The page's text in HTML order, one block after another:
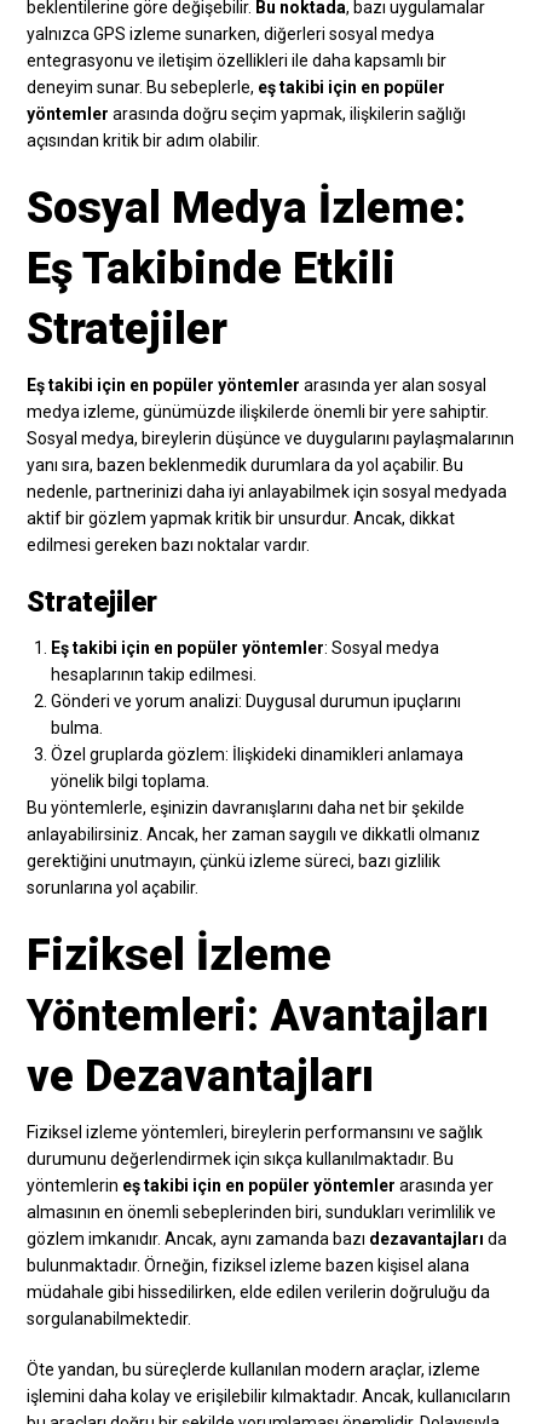
beklentilerine göre değişebilir. Bu noktada, bazı uygulamalar
yalnızca GPS izleme sunarken, diğerleri sosyal medya
entegrasyonu ve iletişim özellikleri ile daha kapsamlı bir
deneyim sunar. Bu sebeplerle, eş takibi için en popüler
yöntemler arasında doğru seçim yapmak, ilişkilerin sağlığı
açısından kritik bir adım olabilir.
Sosyal Medya İzleme:
Eş Takibinde Etkili
Stratejiler
Eş takibi için en popüler yöntemler arasında yer alan sosyal
medya izleme, günümüzde ilişkilerde önemli bir yere sahiptir.
Sosyal medya, bireylerin düşünce ve duygularını paylaşmalarının
yanı sıra, bazen beklenmedik durumlara da yol açabilir. Bu
nedenle, partnerinizi daha iyi anlayabilmek için sosyal medyada
aktif bir gözlem yapmak kritik bir unsurdur. Ancak, dikkat
edilmesi gereken bazı noktalar vardır.
Stratejiler
Eş takibi için en popüler yöntemler: Sosyal medya
hesaplarının takip edilmesi.
Gönderi ve yorum analizi: Duygusal durumun ipuçlarını
bulma.
Özel gruplarda gözlem: İlişkideki dinamikleri anlamaya
yönelik bilgi toplama.
Bu yöntemlerle, eşinizin davranışlarını daha net bir şekilde
anlayabilirsiniz. Ancak, her zaman saygılı ve dikkatli olmanız
gerektiğini unutmayın, çünkü izleme süreci, bazı gizlilik
sorunlarına yol açabilir.
Fiziksel İzleme
Yöntemleri: Avantajları
ve Dezavantajları
Fiziksel izleme yöntemleri, bireylerin performansını ve sağlık
durumunu değerlendirmek için sıkça kullanılmaktadır. Bu
yöntemlerin eş takibi için en popüler yöntemler arasında yer
almasının en önemli sebeplerinden biri, sundukları verimlilik ve
gözlem imkanıdır. Ancak, aynı zamanda bazı dezavantajları da
bulunmaktadır. Örneğin, fiziksel izleme bazen kişisel alana
müdahale gibi hissedilirken, elde edilen verilerin doğruluğu da
sorgulanabilmektedir.
Öte yandan, bu süreçlerde kullanılan modern araçlar, izleme
işlemini daha kolay ve erişilebilir kılmaktadır. Ancak, kullanıcıların